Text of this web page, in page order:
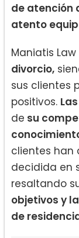
de atención
atento
Maniatis Law
divorcio,
sus clientes
positivos.
de su
clientes han
decidida en
resaltando
objetivos y
de